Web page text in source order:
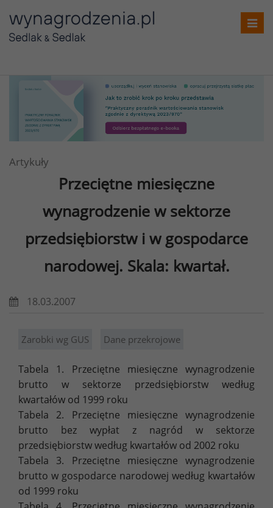
Artykuły
Przeciętne miesięczne
wynagrodzenie w sektorze
przedsiębiorstw i w gospodarce
narodowej. Skala: kwartał.
18.03.2007
Zarobki wg GUS Dane przekrojowe
Tabela 1. Przeciętne miesięczne wynagrodzenie
brutto w sektorze przedsiębiorstw według
kwartałów od 1999 roku
Tabela 2. Przeciętne miesięczne wynagrodzenie
brutto bez wypłat z nagród w sektorze
przedsiębiorstw według kwartałów od 2002 roku
Tabela 3. Przeciętne miesięczne wynagrodzenie
brutto w gospodarce narodowej według kwartałów
od 1999 roku